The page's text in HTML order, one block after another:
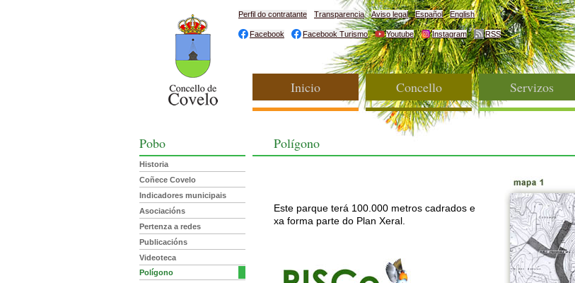
Perfil do contratante Transparencia Aviso legal Español English
Facebook Facebook Turismo Youtube Instagram RSS
Inicio Concello Servizos
Pobo
Historia
Coñece Covelo
Indicadores municipais
Asociacións
Pertenza a redes
Publicacións
Videoteca
Polígono
Polígono
Este parque terá 100.000 metros cadrados e
xa forma parte do Plan Xeral.